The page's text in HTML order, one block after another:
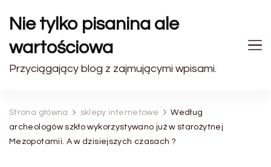
Nie tylko pisanina ale
wartościowa
Przyciągający blog z zajmującymi wpisami.
Strona główna sklepy internetowe
Według
archeologów szkło wykorzystywano już w starożytnej
Mezopotamii. A w dzisiejszych czasach ?